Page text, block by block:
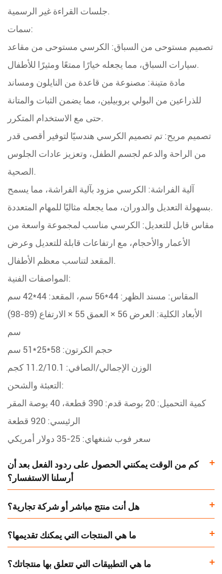
جلسات القراءة غير الرسمية.
سمات:
تصميم مستوحى من السباق: الكرسي مستوحى من مقاعد
سيارات السباق، مما يجعله خيارًا ممتعًا ومثيرًا للأطفال.
مادة متينة: مصنوعة من قاعدة من النايلون ومساند
للذراعين من البولي بروبيلين، مما يضمن الثبات والمتانة
حتى مع الاستخدام المتكرر.
تصميم مريح: تم تصميم الكرسي هندسيًا لتوفير أقصى قدر
من الراحة والدعم لجسم الطفل، وتعزيز عادات الجلوس
الصحية.
آلية الفراشة: الكرسي مزود بآلية الفراشة، مما يسمح
بسهولة التعديل والدوران، مما يجعله مثاليًا للمهام المتعددة.
مقاس قابل للتعديل: الكرسي مناسب لمجموعة واسعة من
الأعمار والأحجام، مع ارتفاعات قابلة للتعديل وعرض
المقعد لتناسب معظم الأطفال.
المواصفات الفنية:
المقاس: مسند الظهر: 44*56 سم، المقعد: 44*42 سم
الأبعاد الكلية: العرض 56 × العمق 55 × الارتفاع (89-98)
سم
حجم الكرتون: 58*25*51 سم
الوزن الإجمالي/الصافي: 11.2/10.1 كجم
التعبئة والشحن:
كمية التحميل: 20 بوصة قدم: 390 قطعة، 40 بوصة المقر
الرئيسي: 920 قطعة
سعر فوب شنغهاي: 25-35 دولار أمريكي
كم من الوقت يمكنني الحصول على ردود الفعل بعد أن
أرسلنا الاستفسار؟
هل أنت منتج مباشر أو شركة تجارية؟
ما هي المنتجات التي يمكنك تقديمها؟
ما هي التطبيقات التي تتعلق بها منتجاتك؟